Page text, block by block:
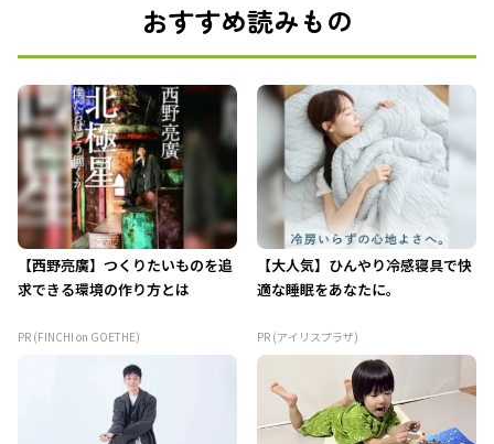
おすすめ読みもの
【西野亮廣】つくりたいものを追
求できる環境の作り方とは
PR (FINCHI on GOETHE)
【大人気】ひんやり冷感寝具で快
適な睡眠をあなたに。
PR (アイリスプラザ)